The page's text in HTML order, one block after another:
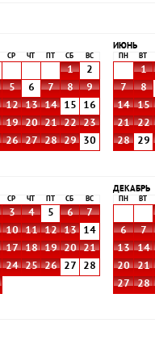
СР ЧТ СБ ВС
1
2
5 6 7 8
9
12 13 14 15
16
19 20 21 22
23
26 27 28 29
30
ИЮНЬ
ПН ВТ
1
7
8
14
15
21
22
28
29
СР ЧТ СБ ВС
3 4 5 6
7
10 11 12 13
14
17 18 19 20
21
24 25 26 27
28
ДЕКАБРЬ
ПН ВТ
6
7
13
14
20
21
27
28